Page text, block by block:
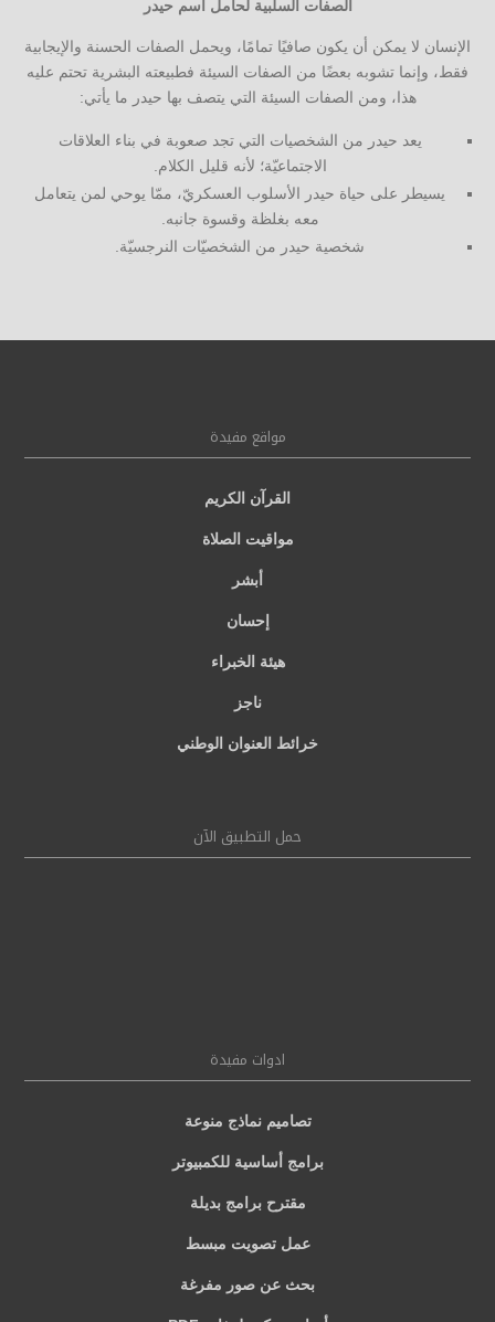
الصفات السلبية لحامل اسم حيدر
الإنسان لا يمكن أن يكون صافيًا تمامًا، ويحمل الصفات الحسنة والإيجابية
فقط، وإنما تشوبه بعضًا من الصفات السيئة فطبيعته البشرية تحتم عليه
هذا، ومن الصفات السيئة التي يتصف بها حيدر ما يأتي:
يعد حيدر من الشخصيات التي تجد صعوبة في بناء العلاقات
الاجتماعيّة؛ لأنه قليل الكلام.
يسيطر على حياة حيدر الأسلوب العسكريّ، ممّا يوحي لمن يتعامل
معه بغلظة وقسوة جانبه.
شخصية حيدر من الشخصيّات النرجسيّة.
مواقع مفيدة
القرآن الكريم
مواقيت الصلاة
أبشر
إحسان
هيئة الخبراء
ناجز
خرائط العنوان الوطني
حمل التطبيق الآن
ادوات مفيدة
تصاميم نماذج منوعة
برامج أساسية للكمبيوتر
مقترح برامج بديلة
عمل تصويت مبسط
بحث عن صور مفرغة